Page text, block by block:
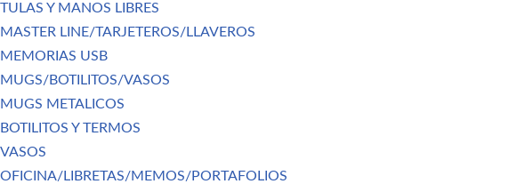
TULAS Y MANOS LIBRES
MASTER LINE/TARJETEROS/LLAVEROS
MEMORIAS USB
MUGS/BOTILITOS/VASOS
MUGS METALICOS
BOTILITOS Y TERMOS
VASOS
OFICINA/LIBRETAS/MEMOS/PORTAFOLIOS